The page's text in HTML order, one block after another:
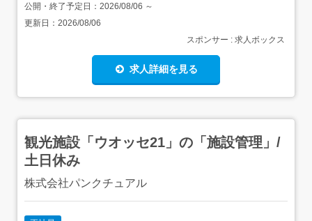
公開・終了予定日： 2026/08/06 ～
更新日： 2026/08/06
スポンサー : 求人ボックス
求人詳細を見る
観光施設「ウオッセ21」の「施設管理」/
土日休み
株式会社パンクチュアル